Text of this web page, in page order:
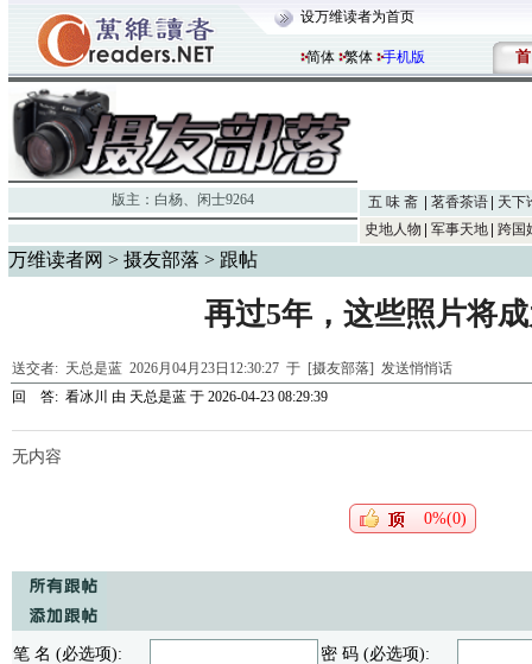
设万维读者为首页
简体 繁体 手机版 首
版主： 白杨、 闲士9264 五 味 斋 茗香茶语
天下
史地人物
军事天地 跨国
万维读者网 > 摄友部落 > 跟帖
再过5年，这些照片将
送交者: 天总是蓝 2026月04月23日12:30:27 于 [摄友部落] 发送悄悄话
回 答: 看冰川 由 天总是蓝 于 2026-04-23 08:29:39
无内容
0%(0)
笔 名 (必选项):
密 码 (必选项):